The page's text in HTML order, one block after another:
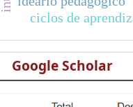
ciclos de
Google Scholar